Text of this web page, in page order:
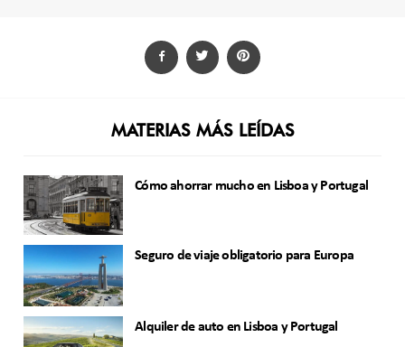
MATERIAS MÁS LEÍDAS
Cómo ahorrar mucho en Lisboa y Portugal
Seguro de viaje obligatorio para Europa
Alquiler de auto en Lisboa y Portugal